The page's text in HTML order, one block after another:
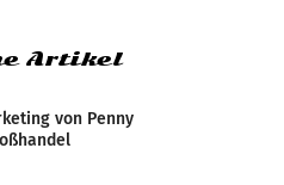
Artikel
von Penny